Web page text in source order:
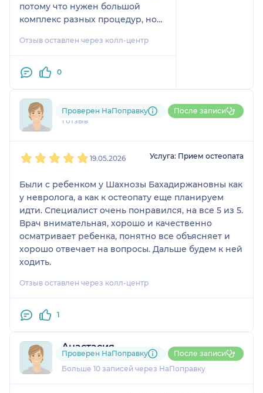
потому что нужен большой
комплекс разных процедур, но
впечатление. В клинике и на
за такие деньги обслуживают
Отзыв оставлен через колл-центр
0
796....@....ru
1 отзыв
Проверен НаПоправку После записи
19.05.2026 Услуга: Прием остеопата
Были с ребенком у Шахнозы Бахадиржановны как
у невролога, а как к остеопату еще планируем
идти. Специалист очень понравился, на все 5 из 5.
Врач внимательная, хорошо и качественно
осматривает ребенка, понятно все объясняет и
хорошо отвечает на вопросы. Дальше будем к ней
ходить.
Отзыв оставлен через колл-центр
1
Анастасия
3 отзыва
Больше 10 записей через НаПоправку
Проверен НаПоправку После записи